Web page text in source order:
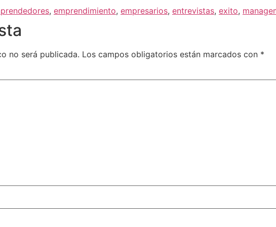
, emprendimiento, empresarios, entrevistas, exito,
no será publicada. Los campos obligatorios están marcados con *